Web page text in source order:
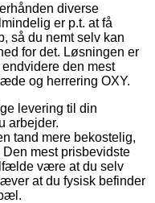
diverse
er p.t. at få
så du nemt selv kan
for det. Løsningen er
den mest
og herrering OXY.
levering til din
arbejder.
tand mere bekostelig,
mest prisbevidste
være at du selv
at du fysisk befinder